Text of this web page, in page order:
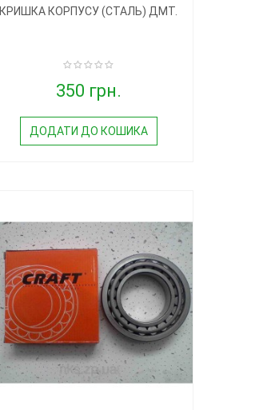
КРИШКА КОРПУСУ (СТАЛЬ) ДМТ.
350 грн.
ДОДАТИ ДО КОШИКА